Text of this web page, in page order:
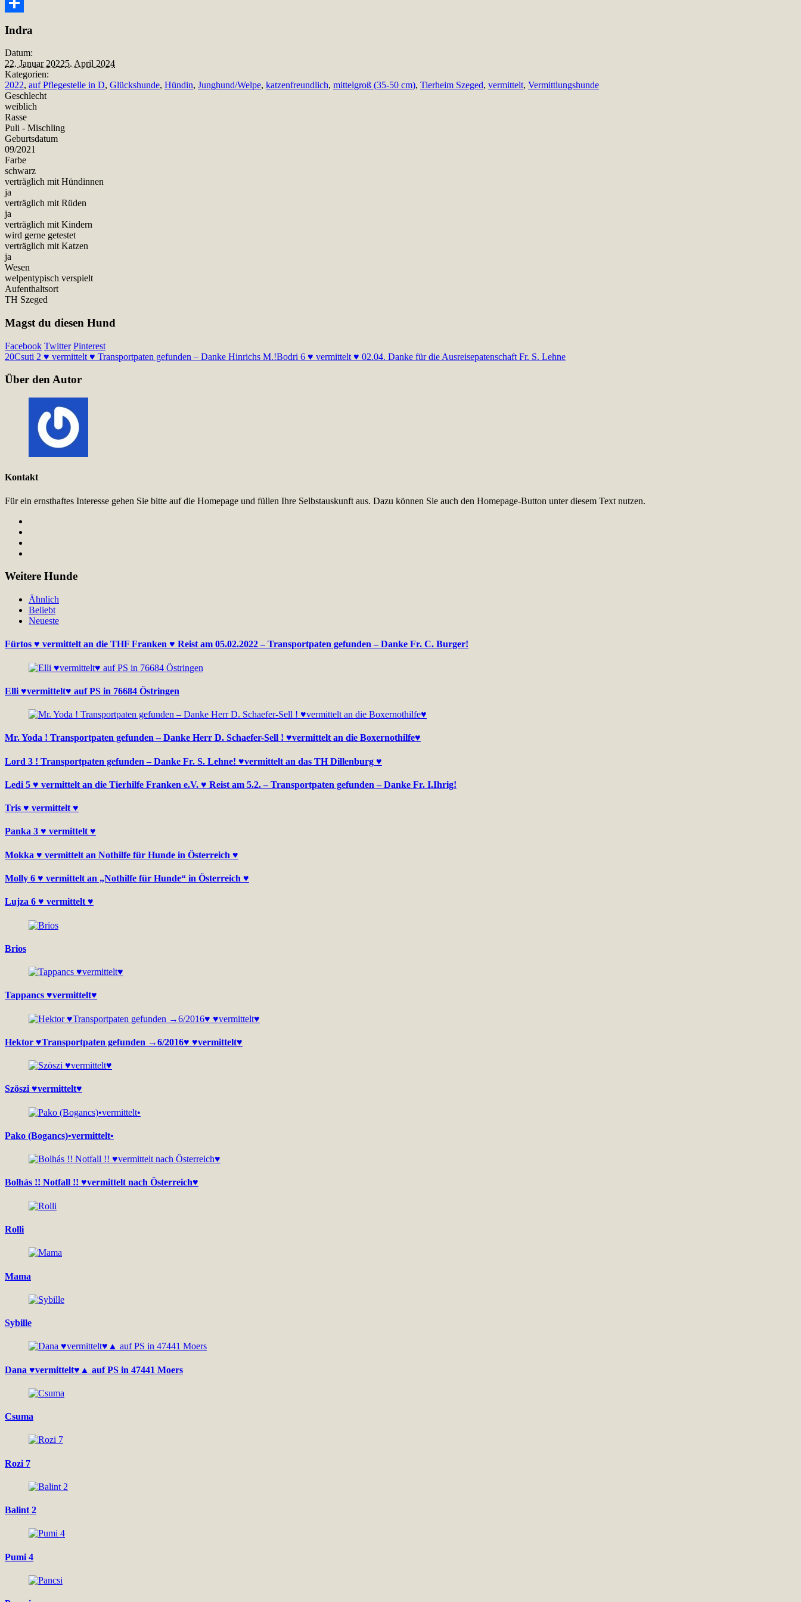
Snapchat
Indra
Datum:
22. Januar 20225. April 2024
Kategorien:
2022, auf Pflegestelle in D, Glückshunde, Hündin, Junghund/Welpe, katzenfreundlich, mittelgroß (35-50 cm), Tierheim Szeged, vermittelt, Vermittlungshunde
Geschlecht
weiblich
Rasse
Puli - Mischling
Geburtsdatum
09/2021
Farbe
schwarz
verträglich mit Hündinnen
ja
verträglich mit Rüden
ja
verträglich mit Kindern
wird gerne getestet
verträglich mit Katzen
ja
Wesen
welpentypisch verspielt
Aufenthaltsort
TH Szeged
Magst du diesen Hund
Facebook Twitter Pinterest
20Csuti 2 ♥ vermittelt ♥ Transportpaten gefunden – Danke Hinrichs M.!Bodri 6 ♥ vermittelt ♥ 02.04. Danke für die Ausreisepatenschaft Fr. S. Lehne
Über den Autor
Kontakt
Für ein ernsthaftes Interesse gehen Sie bitte auf die Homepage und füllen Ihre Selbstauskunft aus. Dazu können Sie auch den Homepage-Button unter diesem Text nutzen.
Weitere Hunde
Ähnlich
Beliebt
Neueste
Fürtos ♥ vermittelt an die THF Franken ♥ Reist am 05.02.2022 – Transportpaten gefunden – Danke Fr. C. Burger!
Elli ♥vermittelt♥ auf PS in 76684 Östringen
Mr. Yoda ! Transportpaten gefunden – Danke Herr D. Schaefer-Sell ! ♥vermittelt an die Boxernothilfe♥
Lord 3 ! Transportpaten gefunden – Danke Fr. S. Lehne! ♥vermittelt an das TH Dillenburg ♥
Ledi 5 ♥ vermittelt an die Tierhilfe Franken e.V. ♥ Reist am 5.2. – Transportpaten gefunden – Danke Fr. I.Ihrig!
Tris ♥ vermittelt ♥
Panka 3 ♥ vermittelt ♥
Mokka ♥ vermittelt an Nothilfe für Hunde in Österreich ♥
Molly 6 ♥ vermittelt an „Nothilfe für Hunde“ in Österreich ♥
Lujza 6 ♥ vermittelt ♥
Brios
Tappancs ♥vermittelt♥
Hektor ♥Transportpaten gefunden →6/2016♥ ♥vermittelt♥
Szöszi ♥vermittelt♥
Pako (Bogancs)•vermittelt•
Bolhás !! Notfall !! ♥vermittelt nach Österreich♥
Rolli
Mama
Sybille
Dana ♥vermittelt♥▲ auf PS in 47441 Moers
Csuma
Rozi 7
Balint 2
Pumi 4